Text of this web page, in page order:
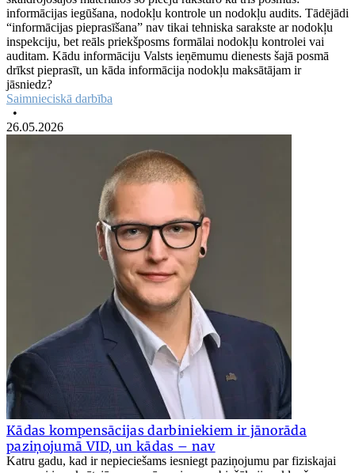
informācijas iegūšana, nodokļu kontrole un nodokļu audits. Tādējādi
“informācijas pieprasīšana” nav tikai tehniska sarakste ar nodokļu
inspekciju, bet reāls priekšposms formālai nodokļu kontrolei vai
auditam. Kādu informāciju Valsts ieņēmumu dienests šajā posmā
drīkst pieprasīt, un kāda informācija nodokļu maksātājam ir
jāsniedz?
Saimnieciskā darbība
•
26.05.2026
Kādas kompensācijas darbiniekiem ir jānorāda
paziņojumā VID, un kādas – nav
Katru gadu, kad ir nepieciešams iesniegt paziņojumu par fiziskajai